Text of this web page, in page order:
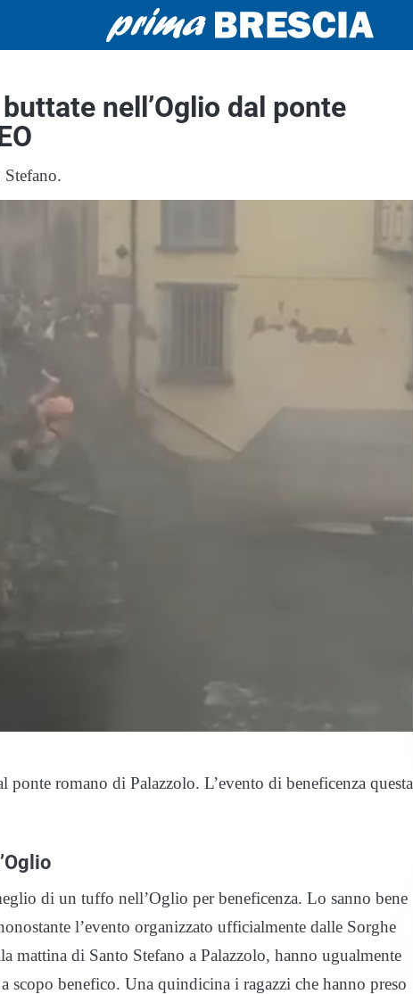
nell’Oglio dal ponte
Stefano.
romano di Palazzolo. L’evento di beneficenza questa
di un tuffo nell’Oglio per beneficenza. Lo sanno bene
l’evento organizzato ufficialmente dalle Sorghe
mattina di Santo Stefano a Palazzolo, hanno ugualmente
scopo benefico. Una quindicina i ragazzi che hanno preso